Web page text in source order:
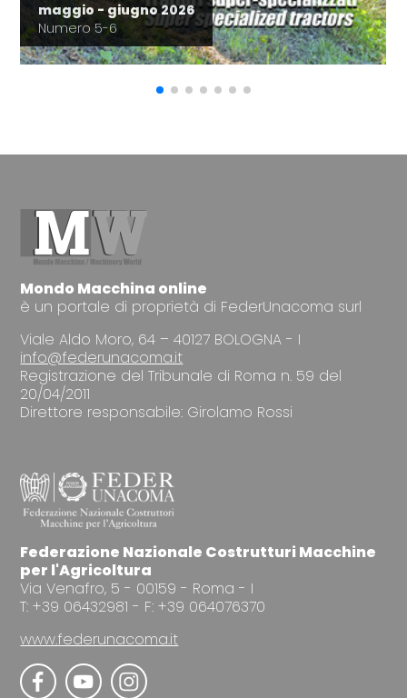
maggio - giugno 2026
Numero 5-6
Mondo Macchina online
è un portale di proprietà di FederUnacoma surl
Viale Aldo Moro, 64 – 40127 BOLOGNA - I
info@federunacoma.it
Registrazione del Tribunale di Roma n. 59 del
20/04/2011
Direttore responsabile: Girolamo Rossi
Federazione Nazionale Costrutturi Macchine
per l'Agricoltura
Via Venafro, 5 - 00159 - Roma - I
T: +39 06432981 - F: +39 064076370
www.federunacoma.it